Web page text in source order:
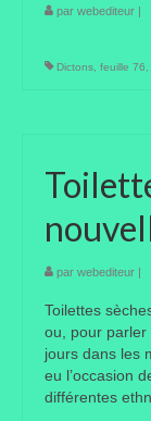
Vannerie
Revues
Listes
Amis
Fête
par webediteur |
Dictons feuille 76
par webediteur |
Toilettes
ou, pour parler
jours dans les
eu l’occasion
différentes